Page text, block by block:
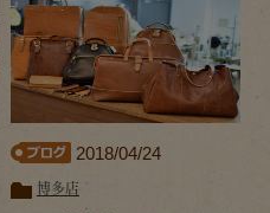
2018/04/24
博多店